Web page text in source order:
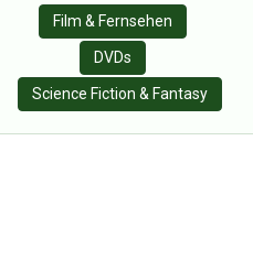
Film & Fernsehen
DVDs
Science Fiction & Fantasy